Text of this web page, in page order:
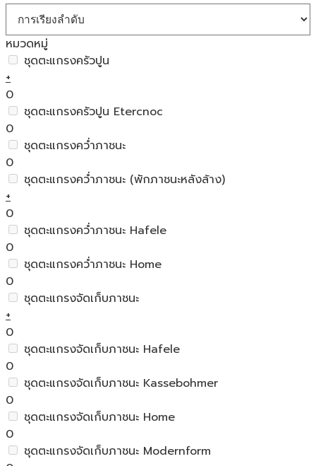
หมวดหมู่
ชุดตะแกรงครัวปูน
+
0
ชุดตะแกรงครัวปูน Etercnoc
0
ชุดตะแกรงคว่ำภาชนะ
0
ชุดตะแกรงคว่ำภาชนะ (พักภาชนะหลังล้าง)
+
0
ชุดตะแกรงคว่ำภาชนะ Hafele
0
ชุดตะแกรงคว่ำภาชนะ Home
0
ชุดตะแกรงจัดเก็บภาชนะ
+
0
ชุดตะแกรงจัดเก็บภาชนะ Hafele
0
ชุดตะแกรงจัดเก็บภาชนะ Kassebohmer
0
ชุดตะแกรงจัดเก็บภาชนะ Home
0
ชุดตะแกรงจัดเก็บภาชนะ Modernform